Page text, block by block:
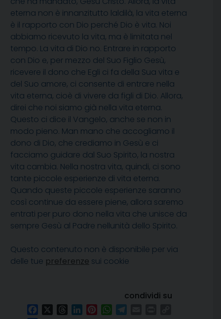
eterna non è innanzitutto laldilà, la vita eterna
è il rapporto con Dio perché Dio è vita. Noi
abbiamo ricevuto la vita, ma è limitata nel
tempo. La vita di Dio no. Entrare in rapporto
con Dio e, per mezzo del Suo Figlio Gesù,
ricevere il dono che Egli ci fa della Sua vita e
del Suo amore, ci consente di entrare nella
vita eterna, cioè di vivere da figli di Dio. Allora,
direi che noi siamo già nella vita eterna.
Questo ci dice il Vangelo, anche se non in
modo pieno. Man mano che accogliamo il
dono di Dio, che crediamo in Gesù e ci
facciamo guidare dal Suo Spirito, la nostra
vita cambia. Nella nostra vita, quindi, ci sono
tante piccole esperienze di vita eterna.
Quando queste piccole esperienze saranno
così continue da essere piene, allora saremo
entrati per puro dono nella vita che unisce da
sempre Gesù al Padre nellunità dello Spirito.
Questo contenuto non è disponibile per via
delle tue preferenze sui cookie
condividi su
FacebookThreadsLinkedInPinterestWhatsApp